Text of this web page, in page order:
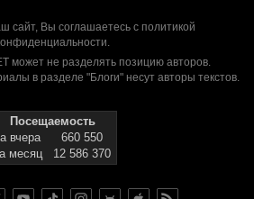
сайт, Вы соглашаетесь с политикой
.
может не разделять позицию авторов.
в разделе "Блоги" несут авторы текстов.
Посещаемость
вчера
660 550
месяц
12 586 370